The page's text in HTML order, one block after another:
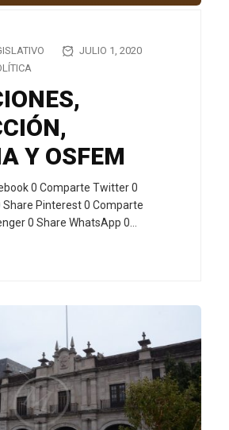
JULIO 1, 2020
Y OSFEM
0 Comparte Twitter 0
Share Pinterest 0 Comparte
0 Share WhatsApp 0…